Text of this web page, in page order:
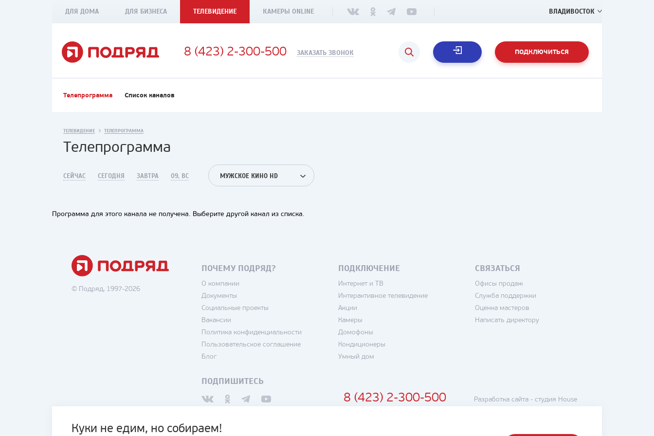
ДЛЯ ДОМА ДЛЯ БИЗНЕСА ТЕЛЕВИДЕНИЕ КАМЕРЫ ONLINE ВЛАДИВОСТОК
8 (423) 2-300-500 ЗАКАЗАТЬ ЗВОНОК ПОДКЛЮЧИТЬСЯ
Телепрограмма Список каналов
Куки не едим, но собираем!
ТЕЛЕВИДЕНИЕ ТЕЛЕПРОГРАММА
Телепрограмма
СЕЙЧАС СЕГОДНЯ ЗАВТРА 09, ВС МУЖСКОЕ КИНО HD
Программа для этого канала не получена. Выберите другой канал из списка.
© Подряд, 1997-2026
ПОЧЕМУ ПОДРЯД?
О компании
Документы
Социальные проекты
Вакансии
Политика конфиденциальности
Пользовательское соглашение
Блог
ПОДКЛЮЧЕНИЕ
Интернет и ТВ
Интерактивное телевидение
Акции
Камеры
Домофоны
Кондиционеры
Умный дом
СВЯЗАТЬСЯ
Офисы продаж
Служба поддержки
Оценка мастеров
Написать директору
ПОДПИШИТЕСЬ
8 (423) 2-300-500 Разработка сайта - студия House